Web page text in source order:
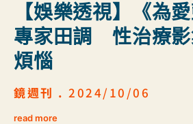
【娛樂透視】《為
專家田調 性治療影
煩惱
鏡週刊 . 2024/10/06
read more